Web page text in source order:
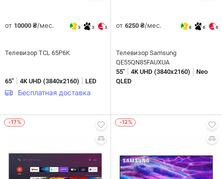
от 10000 ₴/мес. 3 3 3
Телевизор TCL 65P6K
65" 4K UHD (3840х2160) LED
Бесплатная доставка
от 6250 ₴/мес. 8 6 8
Телевизор Samsung
QE55QN85FAUXUA
55"
4K UHD (3840х2160)
Neo
QLED
-17% -12%